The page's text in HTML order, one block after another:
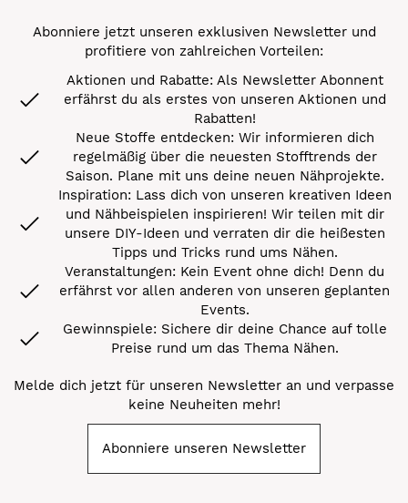
Abonniere jetzt unseren exklusiven Newsletter und
profitiere von zahlreichen Vorteilen:
Aktionen und Rabatte: Als Newsletter Abonnent
erfährst du als erstes von unseren Aktionen und
Rabatten!
Neue Stoffe entdecken: Wir informieren dich
regelmäßig über die neuesten Stofftrends der
Saison. Plane mit uns deine neuen Nähprojekte.
Inspiration: Lass dich von unseren kreativen Ideen
und Nähbeispielen inspirieren! Wir teilen mit dir
unsere DIY-Ideen und verraten dir die heißesten
Tipps und Tricks rund ums Nähen.
Veranstaltungen: Kein Event ohne dich! Denn du
erfährst vor allen anderen von unseren geplanten
Events.
Gewinnspiele: Sichere dir deine Chance auf tolle
Preise rund um das Thema Nähen.
Melde dich jetzt für unseren Newsletter an und verpasse
keine Neuheiten mehr!
Abonniere unseren Newsletter